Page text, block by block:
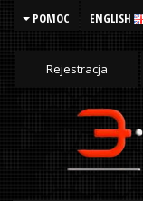
POMOC ENGLISH
Rejestracja